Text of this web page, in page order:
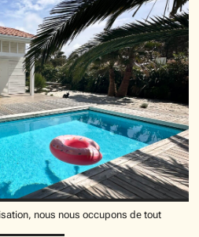
nous nous occupons de tout